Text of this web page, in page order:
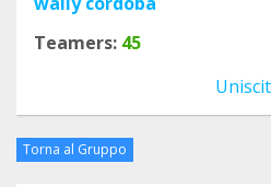
Teamers: 45
Torna al Gruppo